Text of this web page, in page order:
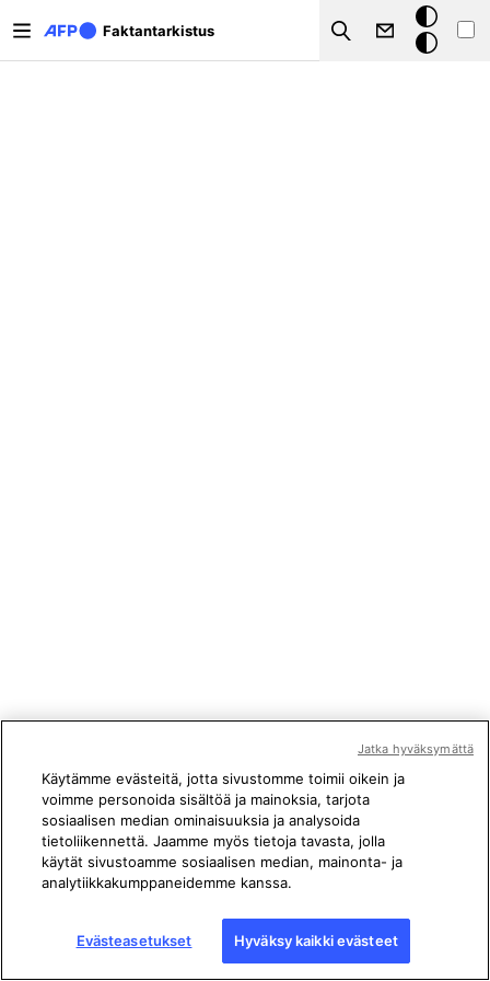
Faktantarkistus
Search
Tumma
tila
Käytämme evästeitä, jotta sivustomme toimii oikein ja
voimme personoida sisältöä ja mainoksia, tarjota
sosiaalisen median ominaisuuksia ja analysoida
tietoliikennettä. Jaamme myös tietoja tavasta, jolla
käytät sivustoamme sosiaalisen median, mainonta- ja
analytiikkakumppaneidemme kanssa.
Evästeasetukset Hyväksy kaikki evästeet
Jatka hyväksymättä